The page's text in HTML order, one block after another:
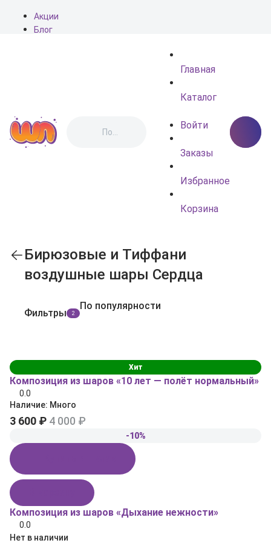
Акции
Блог
Главная
Каталог
Войти
Заказы
Избранное
Корзина
Бирюзовые и Тиффани
воздушные шары Сердца
Фильтры 2
По популярности
Хит
Композиция из шаров «10 лет — полёт нормальный»
0.0
Наличие: Много
3 600 ₽ 4 000 ₽
-10%
Композиция из шаров «Дыхание нежности»
0.0
Нет в наличии